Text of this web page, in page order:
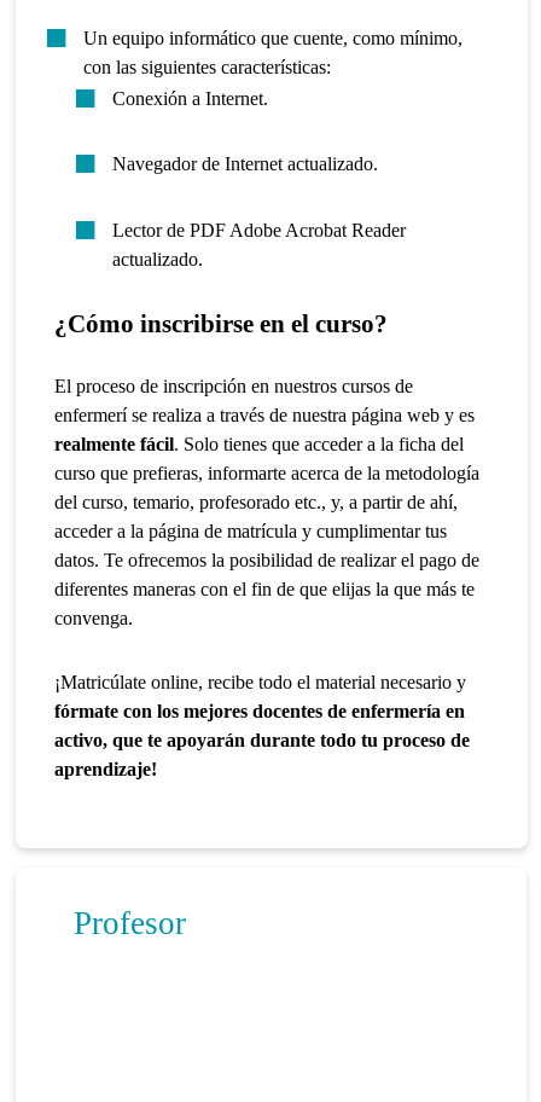
Un equipo informático que cuente, como mínimo,
con las siguientes características:
Conexión a Internet.
Navegador de Internet actualizado.
Lector de PDF Adobe Acrobat Reader
actualizado.
¿Cómo inscribirse en el curso?
El proceso de inscripción en nuestros cursos de
enfermerí se realiza a través de nuestra página web y es
realmente fácil. Solo tienes que acceder a la ficha del
curso que prefieras, informarte acerca de la metodología
del curso, temario, profesorado etc., y, a partir de ahí,
acceder a la página de matrícula y cumplimentar tus
datos. Te ofrecemos la posibilidad de realizar el pago de
diferentes maneras con el fin de que elijas la que más te
convenga.
¡Matricúlate online, recibe todo el material necesario y
fórmate con los mejores docentes de enfermería en
activo, que te apoyarán durante todo tu proceso de
aprendizaje!
Profesor